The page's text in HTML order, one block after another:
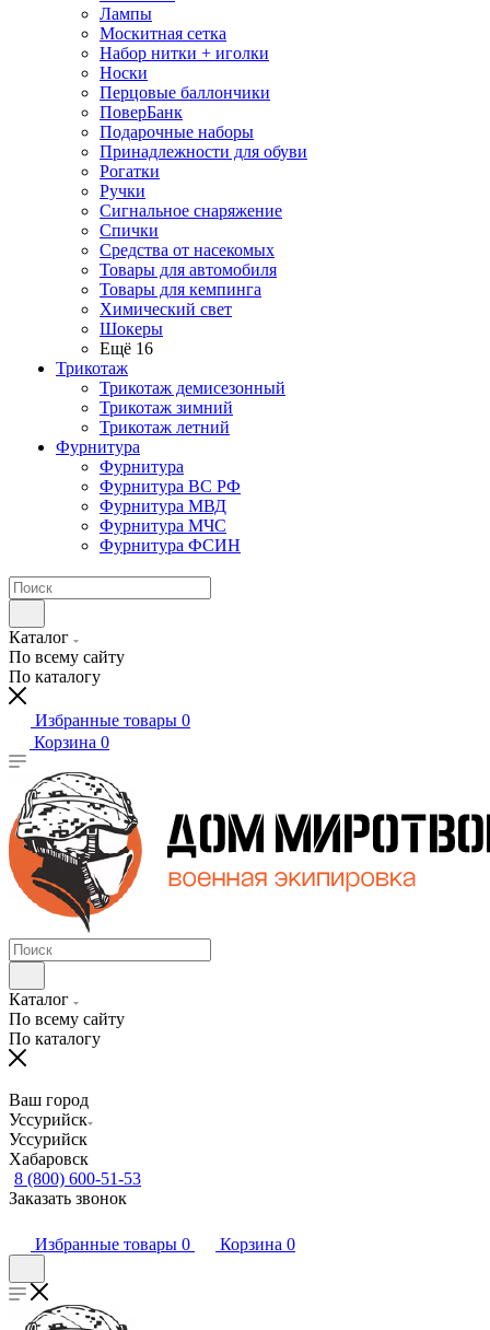
Лампы
Москитная сетка
Набор нитки + иголки
Носки
Перцовые баллончики
ПоверБанк
Подарочные наборы
Принадлежности для обуви
Рогатки
Ручки
Сигнальное снаряжение
Спички
Средства от насекомых
Товары для автомобиля
Товары для кемпинга
Химический свет
Шокеры
Ещё 16
Трикотаж
Трикотаж демисезонный
Трикотаж зимний
Трикотаж летний
Фурнитура
Фурнитура
Фурнитура ВС РФ
Фурнитура МВД
Фурнитура МЧС
Фурнитура ФСИН
Каталог
По всему сайту
По каталогу
Избранные товары 0
Корзина 0
Каталог
По всему сайту
По каталогу
Ваш город
Уссурийск
Уссурийск
Хабаровск
8 (800) 600-51-53
Заказать звонок
Избранные товары 0 Корзина 0